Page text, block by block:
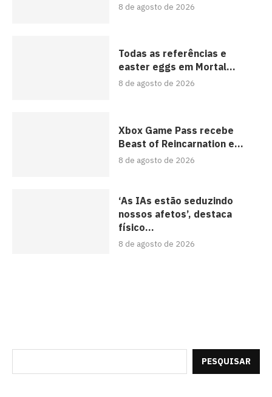
8 de agosto de 2026
Todas as referências e
easter eggs em Mortal...
8 de agosto de 2026
Xbox Game Pass recebe
Beast of Reincarnation e...
8 de agosto de 2026
‘As IAs estão seduzindo
nossos afetos’, destaca
físico...
8 de agosto de 2026
PESQUISAR